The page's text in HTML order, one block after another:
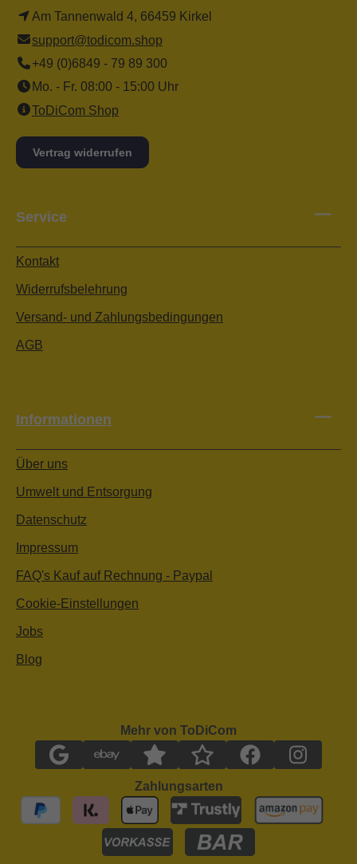
Am Tannenwald 4, 66459 Kirkel
support@todicom.shop
+49 (0)6849 - 79 89 300
Mo. - Fr. 08:00 - 15:00 Uhr
ToDiCom Shop
Vertrag widerrufen
Service
Kontakt
Widerrufsbelehrung
Versand- und Zahlungsbedingungen
AGB
Informationen
Über uns
Umwelt und Entsorgung
Datenschutz
Impressum
FAQ's Kauf auf Rechnung - Paypal
Cookie-Einstellungen
Jobs
Blog
Mehr von ToDiCom
Zahlungsarten